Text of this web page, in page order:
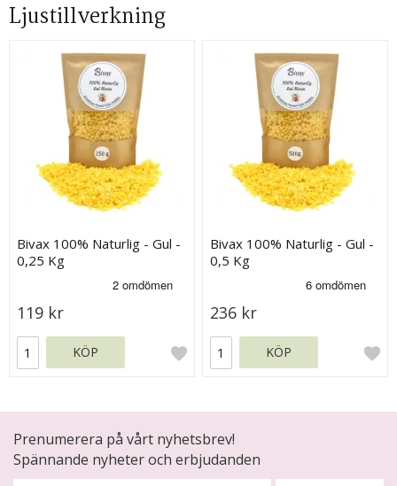
Ljustillverkning
Bivax 100% Naturlig - Gul -
0,25 Kg
119 kr
KÖP
Bivax 100% Naturlig - Gul -
0,5 Kg
236 kr
KÖP
Prenumerera på vårt nyhetsbrev!
Spännande nyheter och erbjudanden